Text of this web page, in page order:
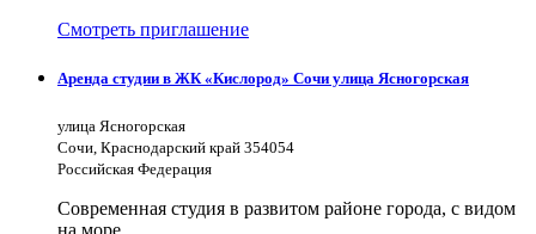
Смотреть приглашение
Аренда студии в ЖК «Кислород» Сочи улица Ясногорская
улица Ясногорская
Сочи, Краснодарский край 354054
Российская Федерация
Современная студия в развитом районе города, с видом
на море